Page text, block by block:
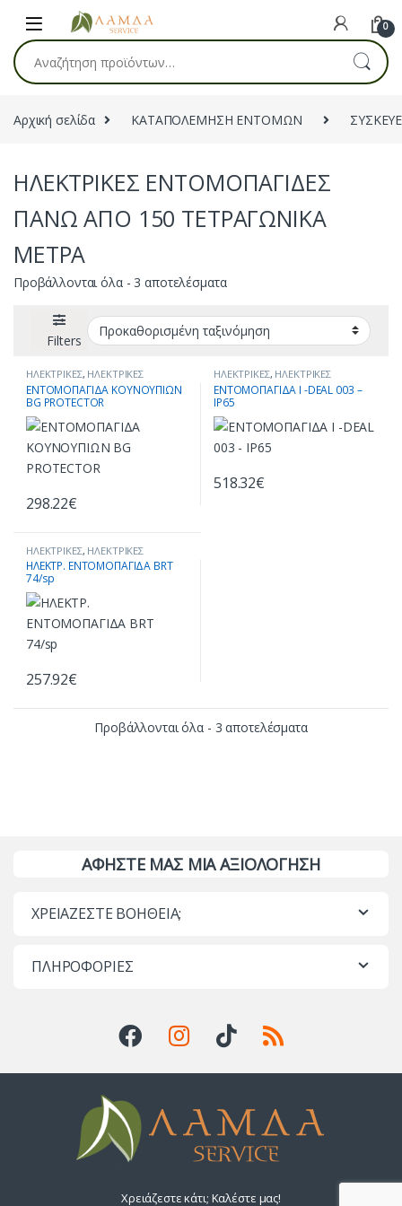
Skip to navigation
Skip to content
0
Αναζήτηση για:
Αρχική σελίδα ΚΑΤΑΠΟΛΕΜΗΣΗ ΕΝΤΟΜΩΝ
ΗΛΕΚΤΡΙΚΕΣ ΕΝΤΟΜΟΠΑΓΙΔΕΣ
ΠΑΝΩ ΑΠΟ 150 ΤΕΤΡΑΓΩΝΙΚΑ
ΜΕΤΡΑ
Προβάλλονται όλα - 3 αποτελέσματα
Filters
ΗΛΕΚΤΡΙΚΕΣ, ΗΛΕΚΤΡΙΚΕΣ
ΕΝΤΟΜΟΠΑΓΙΔΕΣ ΠΑΝΩ ΑΠΟ 150
ΤΕΤΡΑΓΩΝΙΚΑ ΜΕΤΡΑ,
ΚΟΥΝΟΥΠΙΑ,ΣΥΣΚΕΥΕΣ
ΕΝΤΟΜΟΠΑΓΙΔΑ ΚΟΥΝΟΥΠΙΩΝ
BG PROTECTOR
298.22€
ΗΛΕΚΤΡΙΚΕΣ, ΗΛΕΚΤΡΙΚΕΣ
ΕΝΤΟΜΟΠΑΓΙΔΕΣ ΠΑΝΩ ΑΠΟ 150
ΤΕΤΡΑΓΩΝΙΚΑ ΜΕΤΡΑ,
ΚΑΤΑΠΟΛΕΜΗΣΗ ΕΝΤΟΜΩΝ
ΕΞΟΝΤΩΣΗΣ
ΕΝΤΟΜΟΠΑΓΙΔΑ Ι -DEAL 003 –
IP65
518.32€
ΗΛΕΚΤΡΙΚΕΣ, ΗΛΕΚΤΡΙΚΕΣ
ΕΝΤΟΜΟΠΑΓΙΔΕΣ ΠΑΝΩ ΑΠΟ 150
ΤΕΤΡΑΓΩΝΙΚΑ ΜΕΤΡΑ,
ΚΑΤΑΠΟΛΕΜΗΣΗ ΕΝΤΟΜΩΝ
ΣΥΣΚΕΥΕΣ ΠΑΓΙΔΕΥΣΗΣ &
ΕΞΟΝΤΩΣΗΣ
ΗΛΕΚΤΡ. ΕΝΤΟΜΟΠΑΓΙΔΑ BRT
74/sp
257.92€
Προβάλλονται όλα - 3 αποτελέσματα
ΑΦΗΣΤΕ ΜΑΣ ΜΙΑ ΑΞΙΟΛΟΓΗΣΗ
ΧΡΕΙΑΖΕΣΤΕ ΒΟΗΘΕΙΑ;
ΠΛΗΡΟΦΟΡΙΕΣ
Χρειάζεστε κάτι; Καλέστε μας!